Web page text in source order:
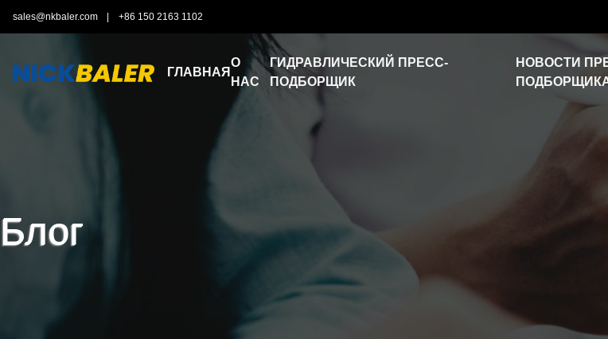
sales@nkbaler.com +86 150 2163 1102
ГЛАВНАЯ
О
НАС
ГИДРАВЛИЧЕСКИЙ ПРЕСС-
ПОДБОРЩИК
НОВОСТИ
Блог